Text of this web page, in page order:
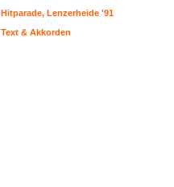
Hitparade, Lenzerheide '91
Text & Akkorden